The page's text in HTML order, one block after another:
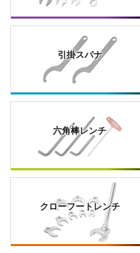
引掛スパナ
六角棒レンチ
クローフートレンチ